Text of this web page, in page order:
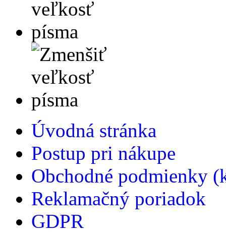
Úvodná stránka
Postup pri nákupe
Obchodné podmienky
Reklamačný poriadok
GDPR